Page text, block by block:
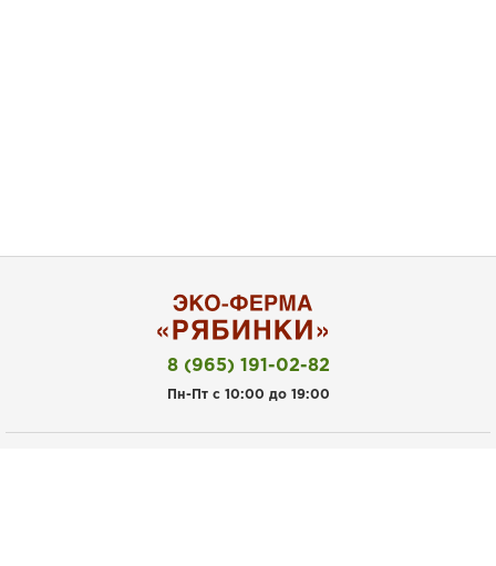
8 (965) 191-02-82
Пн-Пт с 10:00 до 19:00